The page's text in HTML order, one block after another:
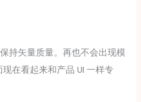
持矢量质量。再也不会出现模
在看起来和产品 UI 一样专